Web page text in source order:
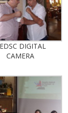
DIGITAL
CAMERA